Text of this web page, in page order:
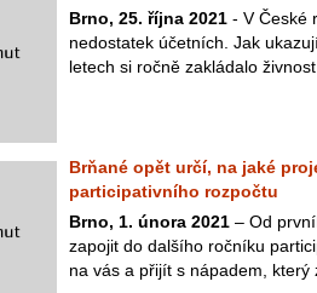
Brno, 25. října 2021 - V České
nedostatek účetních. Jak
letech si ročně zakládalo
Brňané opět určí, na jaké
participativního rozpočtu
Brno, 1. února 2021 – Od
zapojit do dalšího ročníku
na vás a přijít s nápadem, který